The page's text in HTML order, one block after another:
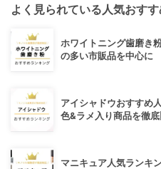
よく見られている人気おす
ホワイトニング歯磨き
の多い市販品を中心に
アイシャドウおすすめ
色&ラメ入り商品を徹底
マニキュア人気ランキ